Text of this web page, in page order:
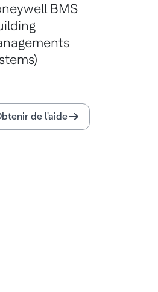
BMS
de l'aide